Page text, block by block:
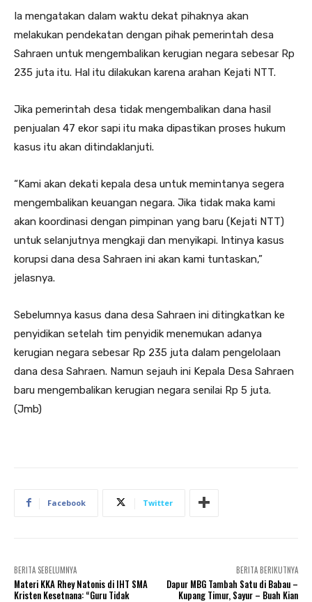
Ia mengatakan dalam waktu dekat pihaknya akan
melakukan pendekatan dengan pihak pemerintah desa
Sahraen untuk mengembalikan kerugian negara sebesar Rp
235 juta itu. Hal itu dilakukan karena arahan Kejati NTT.
Jika pemerintah desa tidak mengembalikan dana hasil
penjualan 47 ekor sapi itu maka dipastikan proses hukum
kasus itu akan ditindaklanjuti.
“Kami akan dekati kepala desa untuk memintanya segera
mengembalikan keuangan negara. Jika tidak maka kami
akan koordinasi dengan pimpinan yang baru (Kejati NTT)
untuk selanjutnya mengkaji dan menyikapi. Intinya kasus
korupsi dana desa Sahraen ini akan kami tuntaskan,”
jelasnya.
Sebelumnya kasus dana desa Sahraen ini ditingkatkan ke
penyidikan setelah tim penyidik menemukan adanya
kerugian negara sebesar Rp 235 juta dalam pengelolaan
dana desa Sahraen. Namun sejauh ini Kepala Desa Sahraen
baru mengembalikan kerugian negara senilai Rp 5 juta.
(Jmb)
Facebook Twitter
BERITA SEBELUMNYA
Materi KKA Rhey Natonis di IHT SMA
Kristen Kesetnana: “Guru Tidak
BERITA BERIKUTNYA
Dapur MBG Tambah Satu di Babau –
Kupang Timur, Sayur – Buah Kian